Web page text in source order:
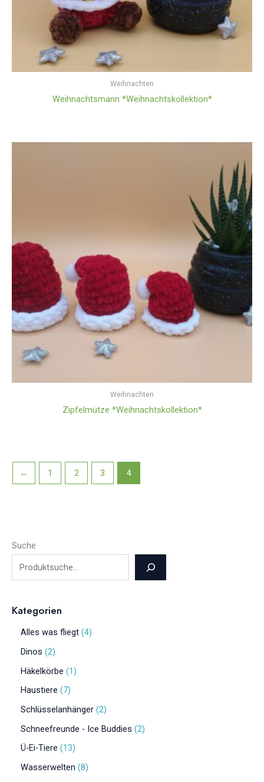
Suche
Kategorien
Alles was fliegt 4
Dinos 2
Häkelkörbe
1
Haustiere
7
Schlüsselanhänger 2
Schneefreunde - Ice Buddies 2
Ü-Ei-Tiere
13
Wasserwelten 8
Weihnachten
Weihnachtsmann *Weihnachtskollektion*
Weihnachten
Zipfelmütze *Weihnachtskollektion*
← 1 2 3 4